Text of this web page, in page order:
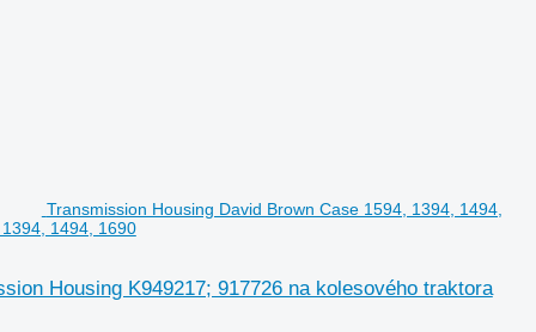
Transmission Housing David Brown Case 1594, 1394, 1494,
1494, 1690
Housing K949217; 917726 na kolesového traktora